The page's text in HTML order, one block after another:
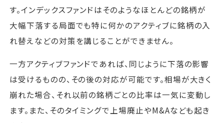
す。インデックスファンドはそのようなほとんどの銘柄が
大幅下落する局面でも特に何かのアクティブに銘柄の入
れ替えなどの対策を講じることができません。
一方アクティブファンドであれば、同じように下落の影響
は受けるものの、その後の対応が可能です。相場が大きく
崩れた場合、それ以前の銘柄ごとの比率は一気に変動し
ます。また、そのタイミングで上場廃止やM&Aなども起き